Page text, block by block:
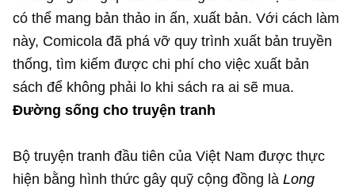
có thể mang bản thảo in ấn, xuất bản. Với cách làm
này, Comicola đã phá vỡ quy trình xuất bản truyền
thống, tìm kiếm được chi phí cho việc xuất bản
sách để không phải lo khi sách ra ai sẽ mua.
Đường sống cho truyện tranh
Bộ truyện tranh đầu tiên của Việt Nam được thực
hiện bằng hình thức gây quỹ cộng đồng là Long